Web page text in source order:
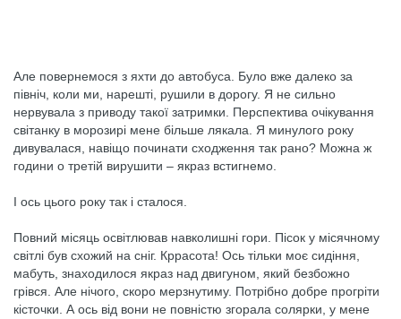
Але повернемося з яхти до автобуса. Було вже далеко за
північ, коли ми, нарешті, рушили в дорогу. Я не сильно
нервувала з приводу такої затримки. Перспектива очікування
світанку в морозирі мене більше лякала. Я минулого року
дивувалася, навіщо починати сходження так рано? Можна ж
години о третій вирушити – якраз встигнемо.
І ось цього року так і сталося.
Повний місяць освітлював навколишні гори. Пісок у місячному
світлі був схожий на сніг. Кррасота! Ось тільки моє сидіння,
мабуть, знаходилося якраз над двигуном, який безбожно
грівся. Але нічого, скоро мерзнутиму. Потрібно добре прогріти
кісточки. А ось від вони не повністю згорала солярки, у мене